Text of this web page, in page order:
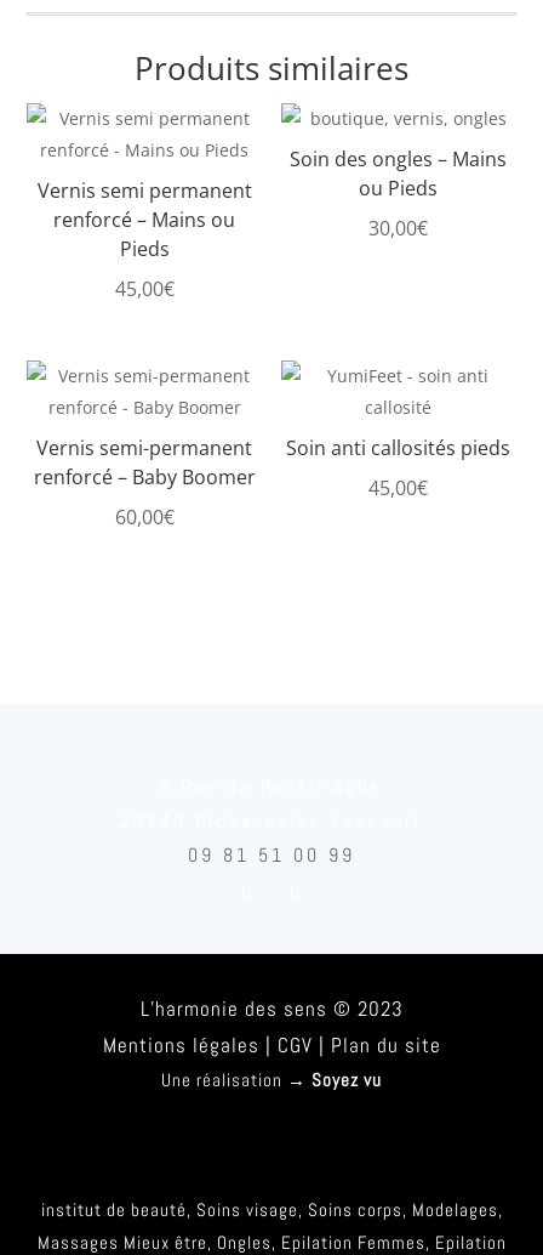
Produits similaires
Vernis semi permanent
renforcé – Mains ou
Pieds
45,00€
Soin des ongles – Mains
ou Pieds
30,00€
Vernis semi-permanent
renforcé – Baby Boomer
60,00€
Soin anti callosités pieds
45,00€
09 81 51 00 99
L’harmonie des sens © 2023
Mentions légales | CGV | Plan du site
Une réalisation → Soyez vu
institut de beauté, Soins visage, Soins corps, Modelages,
Massages Mieux être, Ongles, Epilation Femmes, Epilation